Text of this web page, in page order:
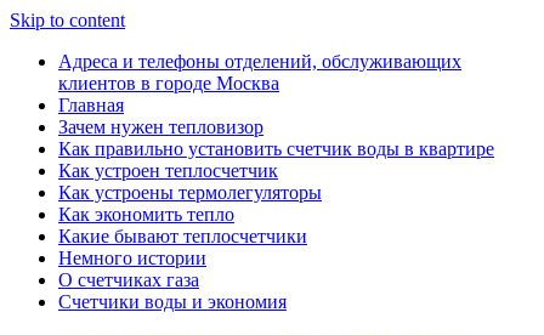
Skip to content
Адреса и телефоны отделений, обслуживающих
клиентов в городе Москва
Главная
Зачем нужен тепловизор
Как правильно установить счетчик воды в квартире
Как устроен теплосчетчик
Как устроены термолегуляторы
Как экономить тепло
Какие бывают теплосчетчики
Немного истории
О счетчиках газа
Счетчики воды и экономия